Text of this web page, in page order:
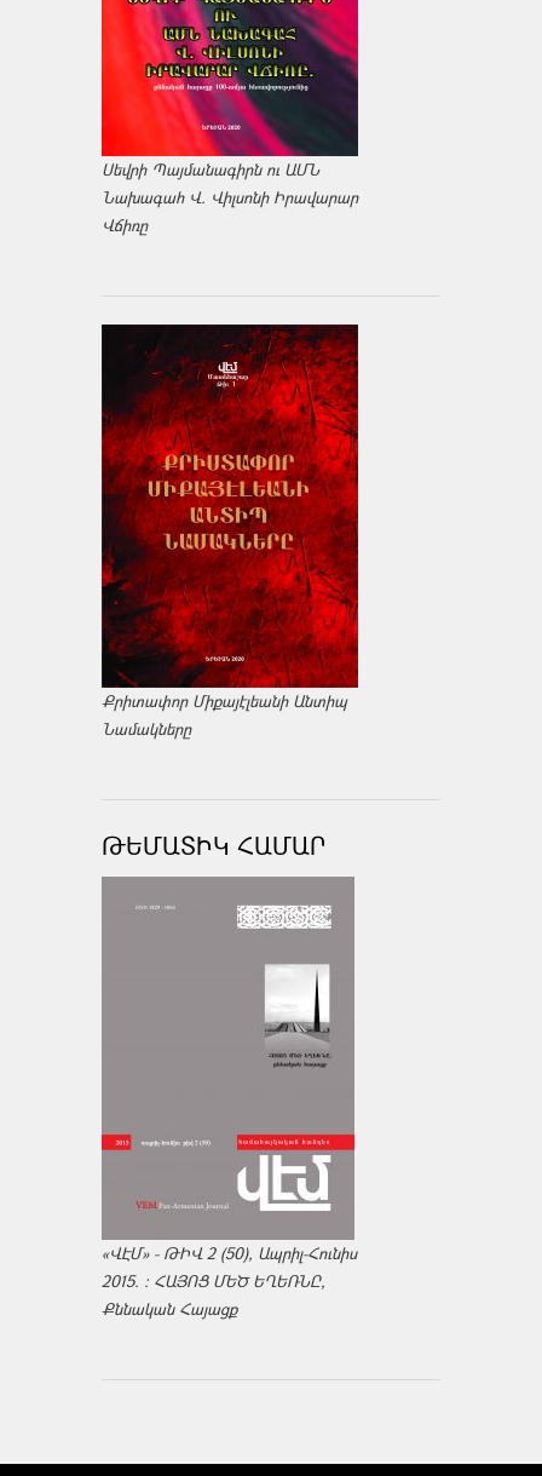
Սեվրի Պայմանագիրն ու ԱՄՆ
Նախագահ Վ. Վիլսոնի Իրավարար
Վճիռը
Քրիտափոր Միքայէլեանի Անտիպ
Նամակները
ԹԵՄԱՏԻԿ ՀԱՄԱՐ
«ՎԷՄ» - ԹԻՎ 2 (50), Ապրիլ-Հունիս
2015. : ՀԱՅՈՑ ՄԵԾ ԵՂԵՌՆԸ,
Քննական Հայացք